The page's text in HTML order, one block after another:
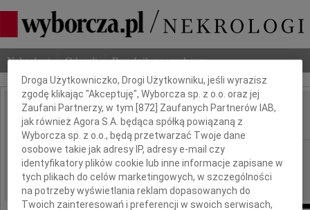
Nekrologi Odeszli Poradnik pogrzebowy
IMIĘ I NAZWISKO: Maciej Majsterkiewicz
REGION: Warszawa
DATA EMISJI: 06.06.2009
Dbamy o Twoją prywatność
Droga Użytkowniczko, Drogi Użytkowniku, jeśli wyrazisz
zgodę klikając "Akceptuję", Wyborcza sp. z o.o. oraz jej
Zaufani Partnerzy, w tym [872 ] Zaufanych Partnerów IAB,
jak również Agora S.A. będąca spółką powiązaną z
Wyborcza sp. z o.o., będą przetwarzać Twoje dane
osobowe takie jak adresy IP, adresy e-mail czy
identyfikatory plików cookie lub inne informacje zapisane w
tych plikach do celów marketingowych, w szczególności
na potrzeby wyświetlania reklam dopasowanych do
Twoich zainteresowań i preferencji w swoich serwisach,